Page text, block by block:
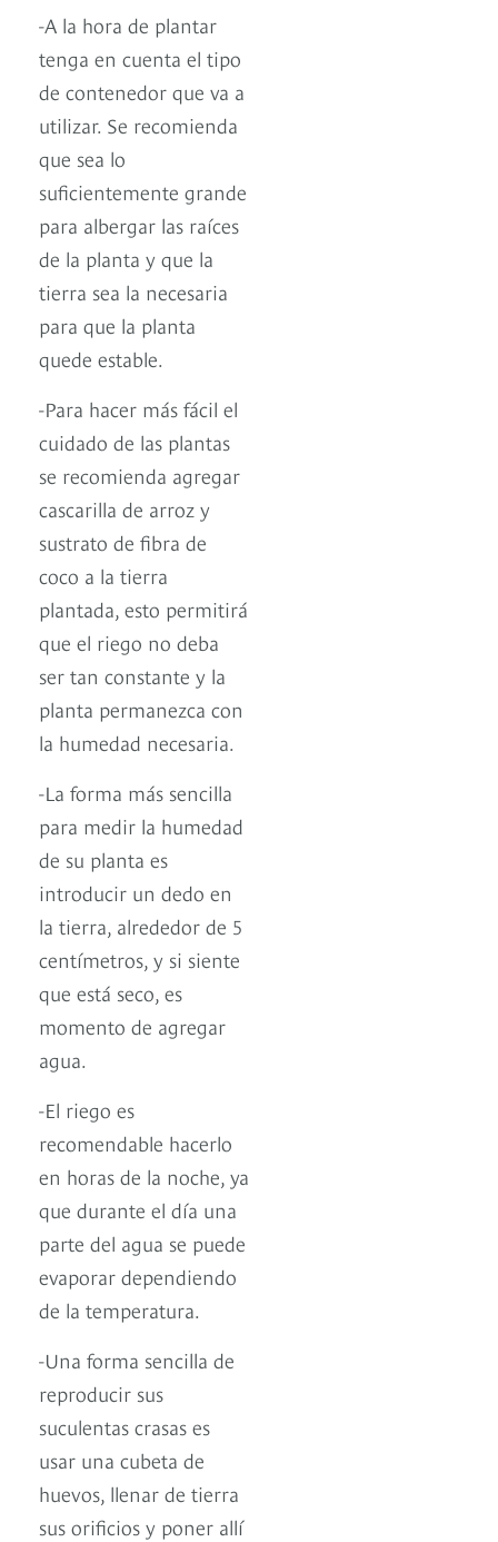
-A la hora de plantar
tenga en cuenta el tipo
de contenedor que va a
utilizar. Se recomienda
que sea lo
suficientemente grande
para albergar las raíces
de la planta y que la
tierra sea la necesaria
para que la planta
quede estable.
-Para hacer más fácil el
cuidado de las plantas
se recomienda agregar
cascarilla de arroz y
sustrato de fibra de
coco a la tierra
plantada, esto permitirá
que el riego no deba
ser tan constante y la
planta permanezca con
la humedad necesaria.
-La forma más sencilla
para medir la humedad
de su planta es
introducir un dedo en
la tierra, alrededor de 5
centímetros, y si siente
que está seco, es
momento de agregar
agua.
-El riego es
recomendable hacerlo
en horas de la noche, ya
que durante el día una
parte del agua se puede
evaporar dependiendo
de la temperatura.
-Una forma sencilla de
reproducir sus
suculentas crasas es
usar una cubeta de
huevos, llenar de tierra
sus orificios y poner allí